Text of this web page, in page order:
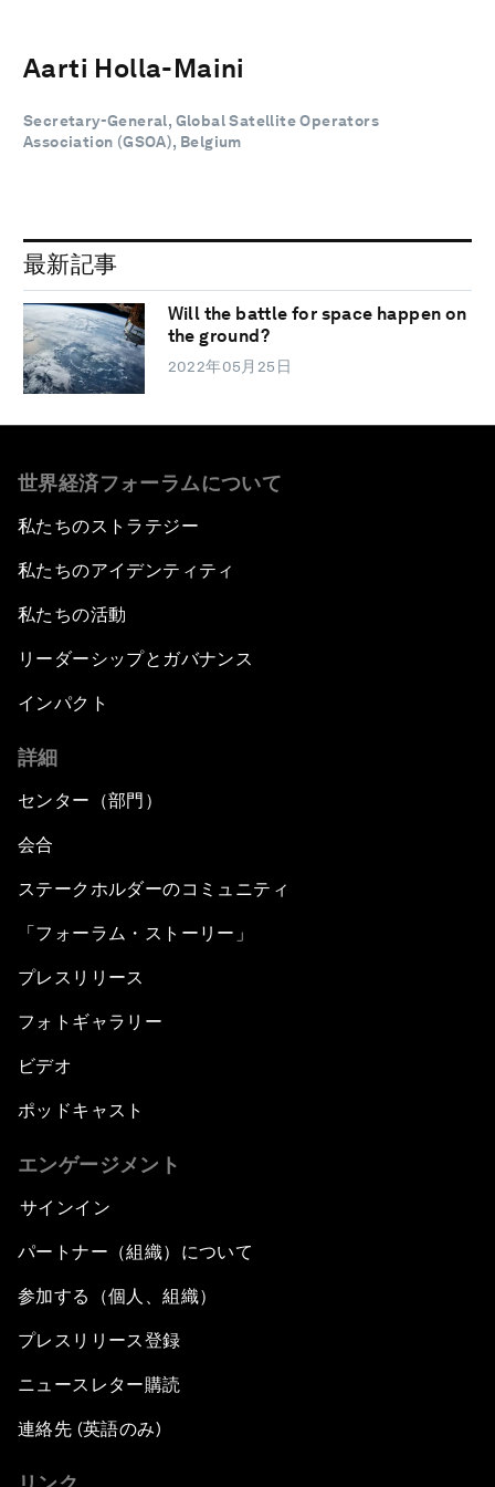
Aarti Holla-Maini
Secretary-General, Global Satellite Operators
Association (GSOA), Belgium
最新記事
Will the battle for space happen on
the ground?
2022年05月25日
世界経済フォーラムについて
私たちのストラテジー
私たちのアイデンティティ
私たちの活動
リーダーシップとガバナンス
インパクト
詳細
センター（部門）
会合
ステークホルダーのコミュニティ
「フォーラム・ストーリー」
プレスリリース
フォトギャラリー
ビデオ
ポッドキャスト
エンゲージメント
サインイン
パートナー（組織）について
参加する（個人、組織）
プレスリリース登録
ニュースレター購読
連絡先 (英語のみ)